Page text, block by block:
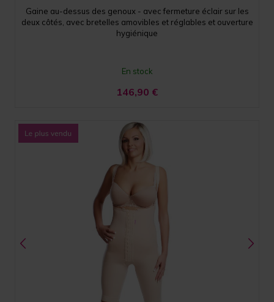
Gaine au-dessus des genoux - avec fermeture éclair sur les
deux côtés, avec bretelles amovibles et réglables et ouverture
hygiénique
En stock
146,90 €